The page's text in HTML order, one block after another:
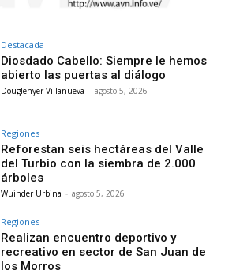
Destacada
Diosdado Cabello: Siempre le hemos
abierto las puertas al diálogo
Douglenyer Villanueva - agosto 5, 2026
Regiones
Reforestan seis hectáreas del Valle
del Turbio con la siembra de 2.000
árboles
Wuinder Urbina - agosto 5, 2026
Regiones
Realizan encuentro deportivo y
recreativo en sector de San Juan de
los Morros